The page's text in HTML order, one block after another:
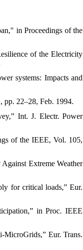
in Proceedings of the
of the Electricity
systems: Impacts and
22–28, Feb. 1994.
Int. J. Electr. Power
of the IEEE, Vol. 105,
Extreme Weather
for critical loads,” Eur.
in Proc. IEEE
MicroGrids,” Eur. Trans.